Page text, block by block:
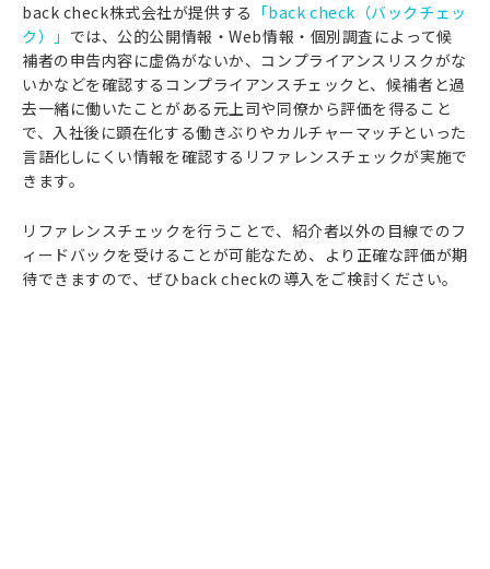
back check株式会社が提供する 「back check（バックチェッ
ク）」 では、公的公開情報・Web情報・個別調査によって候
補者の申告内容に虚偽がないか、コンプライアンスリスクがな
いかなどを確認するコンプライアンスチェックと、候補者と過
去一緒に働いたことがある元上司や同僚から評価を得ること
で、入社後に顕在化する働きぶりやカルチャーマッチといった
言語化しにくい情報を確認するリファレンスチェックが実施で
きます。
リファレンスチェックを行うことで、紹介者以外の目線でのフ
ィードバックを受けることが可能なため、より正確な評価が期
待できますので、ぜひback checkの導入をご検討ください。